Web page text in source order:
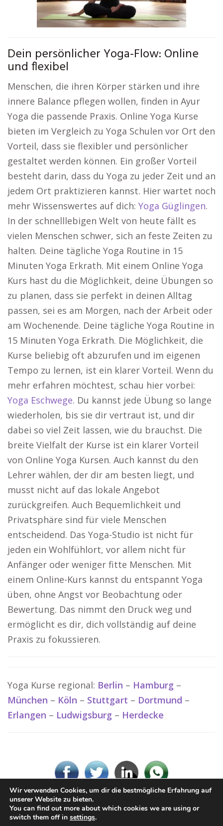
Dein persönlicher Yoga-Flow: Online
und flexibel
Menschen, die ihren Körper stärken und ihre
innere Balance pflegen wollen, finden in Ayur
Yoga die passende Praxis. Online Yoga Kurse
bieten im Vergleich zu Yoga Schulen vor Ort den
Vorteil, dass sie flexibler und persönlicher
gestaltet werden können. Ein großer Vorteil
besteht darin, dass du Yoga zu jeder Zeit und an
jedem Ort praktizieren kannst. Hier wartet noch
mehr Wissenswertes auf dich: Yoga Güglingen.
In der schnelllebigen Welt von heute fällt es
vielen Menschen schwer, sich an feste Zeiten zu
halten. Deine tägliche Yoga Routine in 15
Minuten Yoga Erkrath. Mit einem Online Yoga
Kurs hast du die Möglichkeit, deine Übungen so
zu planen, dass sie perfekt in deinen Alltag
passen, sei es am Morgen, nach der Arbeit oder
am Wochenende. Deine tägliche Yoga Routine in
15 Minuten Yoga Erkrath. Die Möglichkeit, die
Kurse beliebig oft abzurufen und im eigenen
Tempo zu lernen, ist ein klarer Vorteil. Wenn du
mehr erfahren möchtest, schau hier vorbei:
Yoga Eschwege. Du kannst jede Übung so lange
wiederholen, bis sie dir vertraut ist, und dir
dabei so viel Zeit lassen, wie du brauchst. Die
breite Vielfalt der Kurse ist ein klarer Vorteil
von Online Yoga Kursen. Auch kannst du den
Lehrer wählen, der dir am besten liegt, und
musst nicht auf das lokale Angebot
zurückgreifen. Auch Bequemlichkeit und
Privatsphäre sind für viele Menschen
entscheidend. Das Yoga-Studio ist nicht für
jeden ein Wohlfühlort, vor allem nicht für
Anfänger oder weniger fitte Menschen. Mit
einem Online-Kurs kannst du entspannt Yoga
üben, ohne Angst vor Beobachtung oder
Bewertung. Das nimmt den Druck weg und
ermöglicht es dir, dich vollständig auf deine
Praxis zu fokussieren.
Yoga Kurse regional: Berlin – Hamburg –
München – Köln – Stuttgart – Dortmund –
Erlangen – Ludwigsburg – Herdecke
© www-Yoga.de
Wir verwenden Cookies, um dir die bestmögliche Erfahrung auf
unserer Website zu bieten.
You can find out more about which cookies we are using or
switch them off in settings.